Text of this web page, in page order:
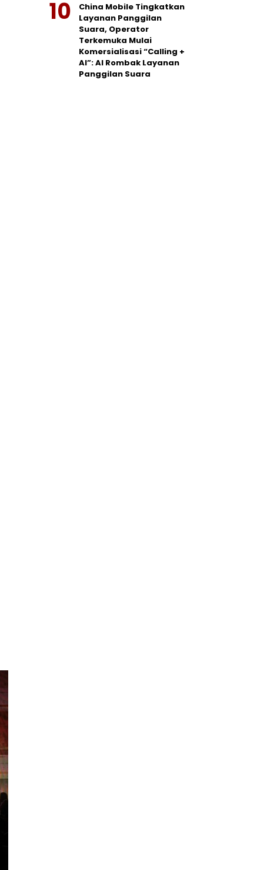
China Mobile Tingkatkan
Layanan Panggilan
Suara, Operator
Terkemuka Mulai
Komersialisasi “Calling +
AI”: AI Rombak Layanan
Panggilan Suara